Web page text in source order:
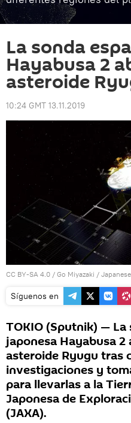
La sonda
Hayabusa 2
asteroide
10:24 GMT 13.11.2019
CC BY-SA 4.0 / Go Miyazaki /
Síguenos en
TOKIO (Sputnik) — La
japonesa Hayabusa
asteroide Ryugu tras
investigaciones y
para llevarlas a la
Japonesa de
(JAXA).